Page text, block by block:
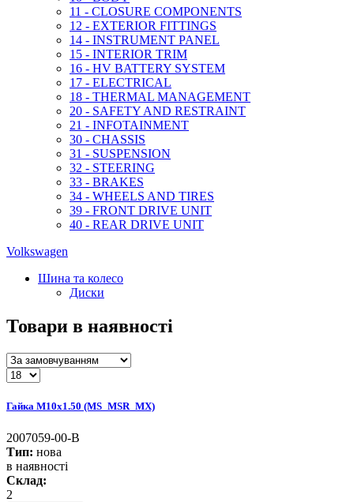
11 - CLOSURE COMPONENTS
12 - EXTERIOR FITTINGS
14 - INSTRUMENT PANEL
15 - INTERIOR TRIM
16 - HV BATTERY SYSTEM
17 - ELECTRICAL
18 - THERMAL MANAGEMENT
20 - SAFETY AND RESTRAINT
21 - INFOTAINMENT
30 - CHASSIS
31 - SUSPENSION
32 - STEERING
33 - BRAKES
34 - WHEELS AND TIRES
39 - FRONT DRIVE UNIT
40 - REAR DRIVE UNIT
Volkswagen
Шина та колесо
Диски
Товари в наявності
Гайка M10x1.50 (MS_MSR_MX)
2007059-00-B
Тип: нова
в наявності
Склад:
2